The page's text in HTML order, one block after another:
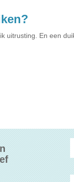
uitrusting. En een